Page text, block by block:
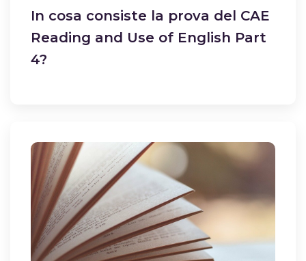
In cosa consiste la prova del CAE
Reading and Use of English Part
4?